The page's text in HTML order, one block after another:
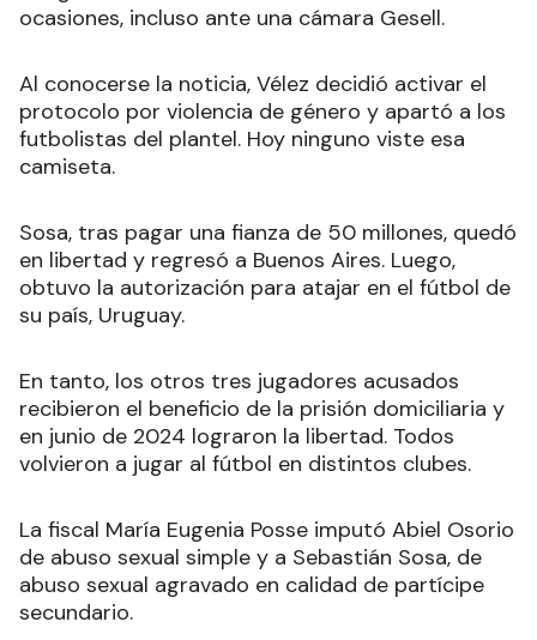
ocasiones, incluso ante una cámara Gesell.
Al conocerse la noticia, Vélez decidió activar el
protocolo por violencia de género y apartó a los
futbolistas del plantel. Hoy ninguno viste esa
camiseta.
Sosa, tras pagar una fianza de 50 millones, quedó
en libertad y regresó a Buenos Aires. Luego,
obtuvo la autorización para atajar en el fútbol de
su país, Uruguay.
En tanto, los otros tres jugadores acusados
recibieron el beneficio de la prisión domiciliaria y
en junio de 2024 lograron la libertad. Todos
volvieron a jugar al fútbol en distintos clubes.
La fiscal María Eugenia Posse imputó Abiel Osorio
de abuso sexual simple y a Sebastián Sosa, de
abuso sexual agravado en calidad de partícipe
secundario.